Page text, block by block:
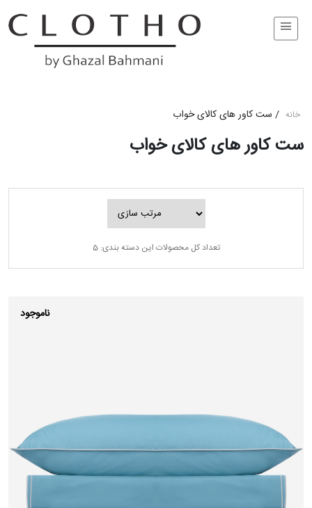
خانه / ست کاور های کالای خواب
ست کاور های کالای خواب
تعداد کل محصولات این دسته بندی: 5
ناموجود